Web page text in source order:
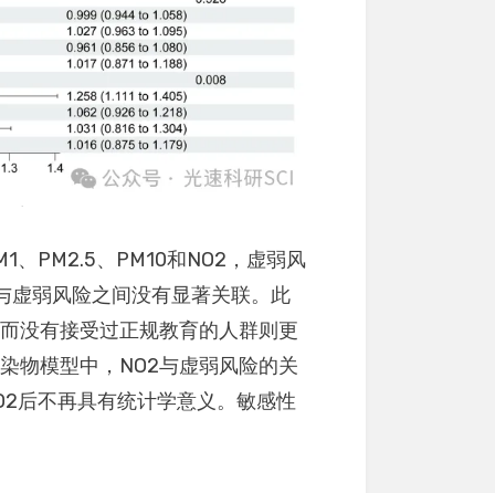
、PM2.5、PM10和NO2，虚弱风
虚弱风险之间没有显著关联。此
没有接受过正规教育的人群则更
物模型中，NO2与虚弱风险的关
后不再具有统计学意义。敏感性